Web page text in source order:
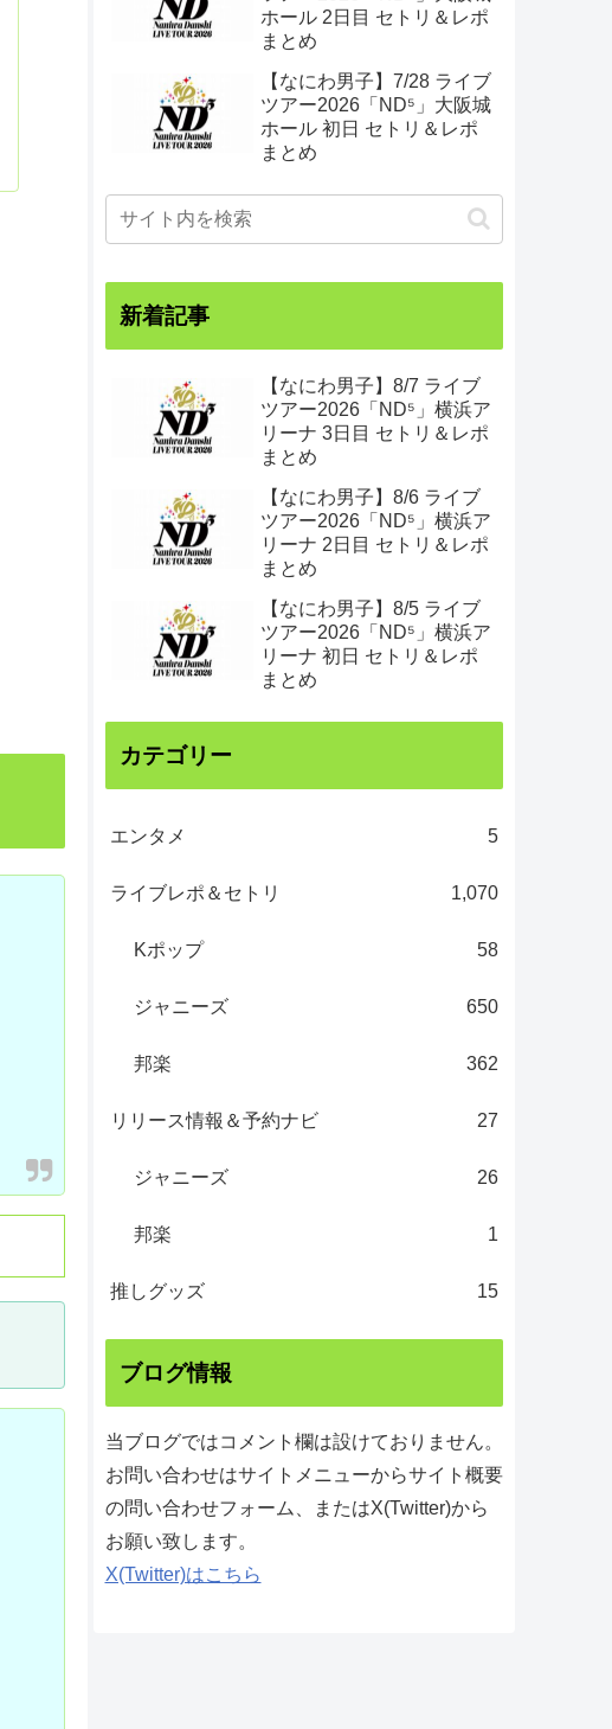
ホール 2日目 セトリ＆レポ
まとめ
【なにわ男子】7/28 ライブ
ツアー2026「ND⁵」大阪城
ホール 初日 セトリ＆レポ
まとめ
新着記事
【なにわ男子】8/7 ライブ
ツアー2026「ND⁵」横浜ア
リーナ 3日目 セトリ＆レポ
まとめ
【なにわ男子】8/6 ライブ
ツアー2026「ND⁵」横浜ア
リーナ 2日目 セトリ＆レポ
まとめ
【なにわ男子】8/5 ライブ
ツアー2026「ND⁵」横浜ア
リーナ 初日 セトリ＆レポ
まとめ
カテゴリー
エンタメ 5
ライブレポ＆セトリ 1,070
Kポップ 58
ジャニーズ 650
邦楽 362
リリース情報＆予約ナビ 27
ジャニーズ 26
邦楽 1
推しグッズ 15
ブログ情報
当ブログではコメント欄は設けておりません。
お問い合わせはサイトメニューからサイト概要
の問い合わせフォーム、またはX(Twitter)から
お願い致します。
X(Twitter)はこちら